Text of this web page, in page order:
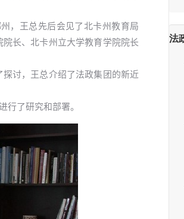
，王总先后会见了北卡州教育局
长、北卡州立大学教育学院院长
讨，王总介绍了法政集团的新近
行了研究和部署。
法